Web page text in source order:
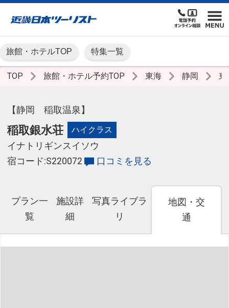
旅館・ホテルTOP 特集一覧
TOP 旅館・ホテル予約TOP 東海 静岡
【静岡 稲取温泉】
稲取銀水荘 ハイクラス
イナトリギンスイソウ
宿コード:S220072
口コミを見る
プラン一
覧
施設詳
細
写真ライブラ
リ
地図・交
通